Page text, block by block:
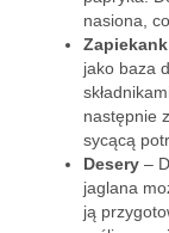
nasiona,
jako baza
następnie
sycącą
Desery –
jaglana
ją